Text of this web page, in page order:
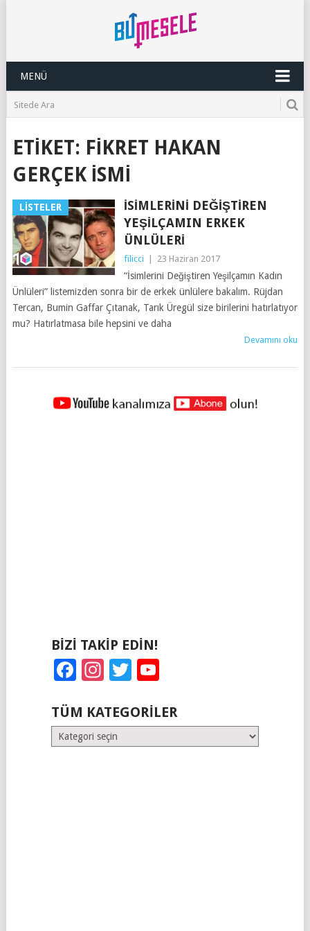
MENÜ
ETIKET: FIKRET HAKAN
GERÇEK ISMI
LISTELER
İSIMLERINI DEĞIŞTIREN
YEŞILÇAMIN ERKEK
ÜNLÜLERI
filicci 23 Haziran 2017
“İsimlerini Değiştiren Yeşilçamın Kadın
Ünlüleri” listemizden sonra bir de erkek ünlülere bakalım. Rüjdan
Tercan, Bumin Gaffar Çıtanak, Tarık Üregül size birilerini hatırlatıyor
mu? Hatırlatmasa bile hepsini ve daha
Devamını oku
YAZILAR
BIZI TAKIP EDIN!
Facebook
Instagram
Twitter
TÜM KATEGORILER
Tüm
Kategoriler